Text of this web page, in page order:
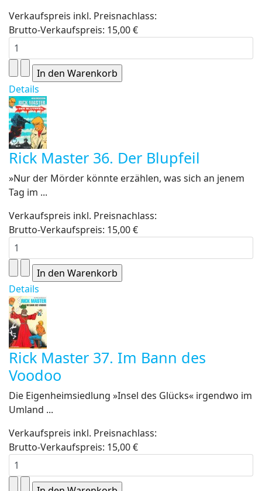
Verkaufspreis inkl. Preisnachlass:
Brutto-Verkaufspreis: 15,00 €
Details
Rick Master 36. Der Blupfeil
»Nur der Mörder könnte erzählen, was sich an jenem
Tag im ...
Verkaufspreis inkl. Preisnachlass:
Brutto-Verkaufspreis: 15,00 €
Details
Rick Master 37. Im Bann des
Voodoo
Die Eigenheimsiedlung »Insel des Glücks« irgendwo im
Umland ...
Verkaufspreis inkl. Preisnachlass:
Brutto-Verkaufspreis: 15,00 €